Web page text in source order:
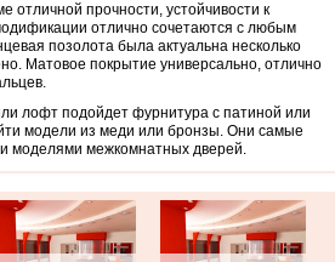
прочности, устойчивости к
отлично сочетаются с любым
позолота была актуальна несколько
Матовое покрытие универсально, отлично
лофт подойдет фурнитура с патиной или
модели из меди или бронзы. Они самые
моделями межкомнатных дверей.